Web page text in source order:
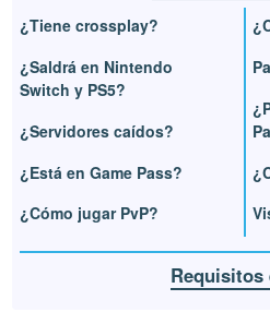
¿Tiene crossplay?
¿Saldrá en Nintendo
Switch y PS5?
¿Servidores caídos?
¿Está en Game Pass?
¿Cómo jugar PvP?
Requisitos